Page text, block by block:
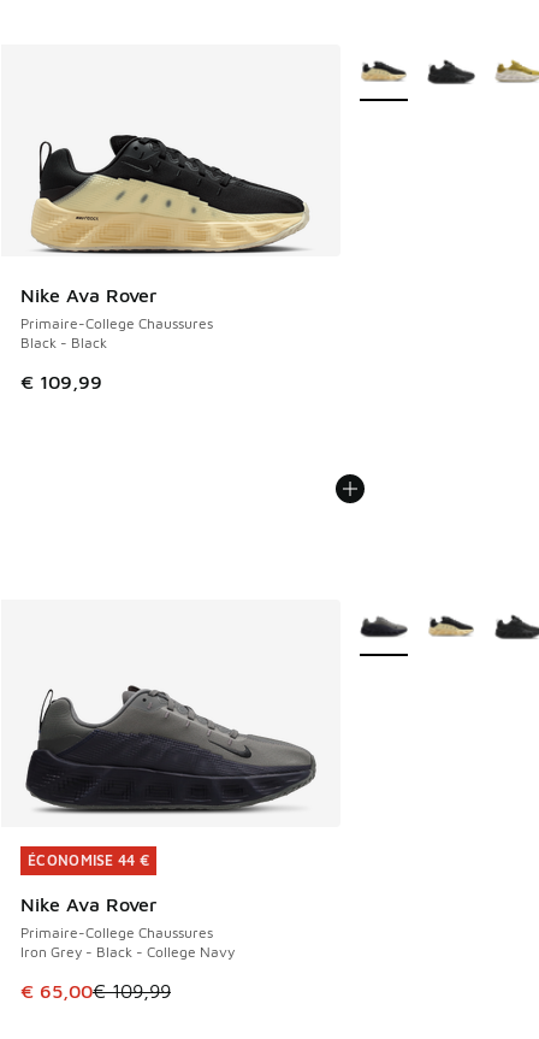
Nike Ava Rover
Primaire-College Chaussures
Black - Black
€ 109,99
Plus de couleurs
ÉCONOMISE 44 €
Nike Ava Rover
Primaire-College Chaussures
Iron Grey - Black - College Navy
Cet article est en promotion. Prix en baisse de € 109,99 à
€ 65,00€ 109,99
ÉCONOMISE 44 €
Plus de couleurs